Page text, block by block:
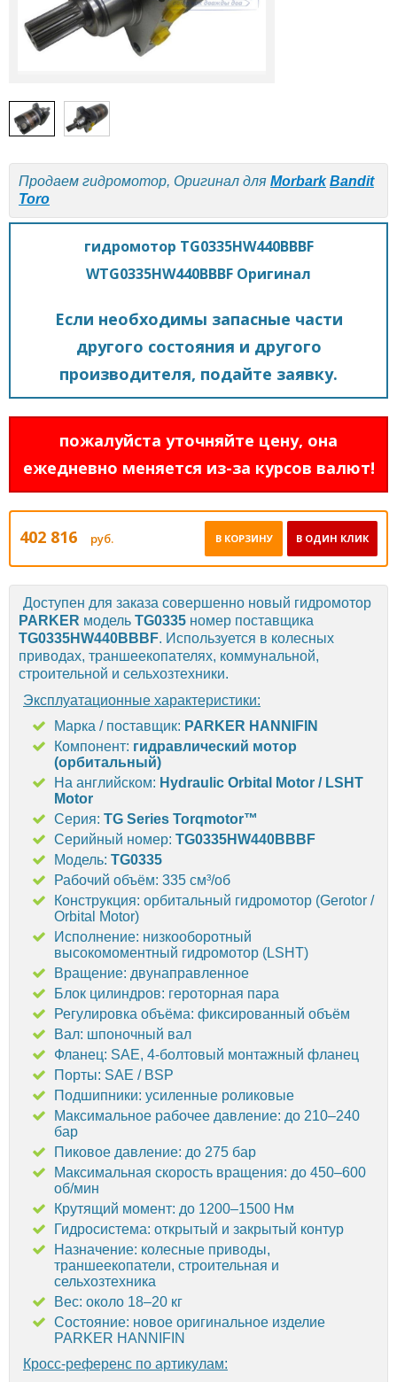
Продаем гидромотор, Оригинал для Morbark Bandit
Toro
гидромотор TG0335HW440BBBF
WTG0335HW440BBBF Оригинал
Если необходимы запасные части
другого состояния и другого
производителя, подайте заявку.
пожалуйста уточняйте цену, она
ежедневно меняется из-за курсов валют!
402 816 руб. В ОДИН КЛИК
В КОРЗИНУ
Доступен для заказа совершенно новый гидромотор
PARKER модель TG0335 номер поставщика
TG0335HW440BBBF. Используется в колесных
приводах, траншеекопателях, коммунальной,
строительной и сельхозтехники.
Эксплуатационные характеристики:
Марка / поставщик: PARKER HANNIFIN
Компонент: гидравлический мотор
(орбитальный)
На английском: Hydraulic Orbital Motor / LSHT
Motor
Серия: TG Series Torqmotor™
Серийный номер: TG0335HW440BBBF
Модель: TG0335
Рабочий объём: 335 см³/об
Конструкция: орбитальный гидромотор (Gerotor /
Orbital Motor)
Исполнение: низкооборотный
высокомоментный гидромотор (LSHT)
Вращение: двунаправленное
Блок цилиндров: героторная пара
Регулировка объёма: фиксированный объём
Вал: шпоночный вал
Фланец: SAE, 4-болтовый монтажный фланец
Порты: SAE / BSP
Подшипники: усиленные роликовые
Максимальное рабочее давление: до 210–240
бар
Пиковое давление: до 275 бар
Максимальная скорость вращения: до 450–600
об/мин
Крутящий момент: до 1200–1500 Нм
Гидросистема: открытый и закрытый контур
Назначение: колесные приводы,
траншеекопатели, строительная и
сельхозтехника
Вес: около 18–20 кг
Состояние: новое оригинальное изделие
PARKER HANNIFIN
Кросс-референс по артикулам: